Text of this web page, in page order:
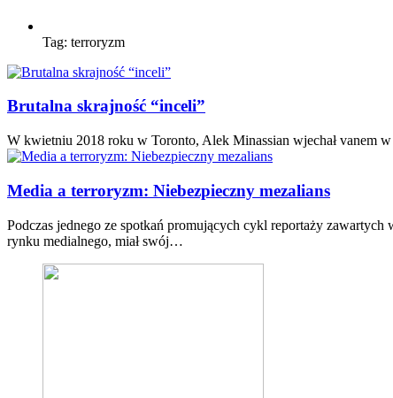
Tag: terroryzm
Brutalna skrajność “inceli”
W kwietniu 2018 roku w Toronto, Alek Minassian wjechał vanem
Media a terroryzm: Niebezpieczny mezalians
Podczas jednego ze spotkań promujących cykl reportaży
rynku medialnego, miał swój…